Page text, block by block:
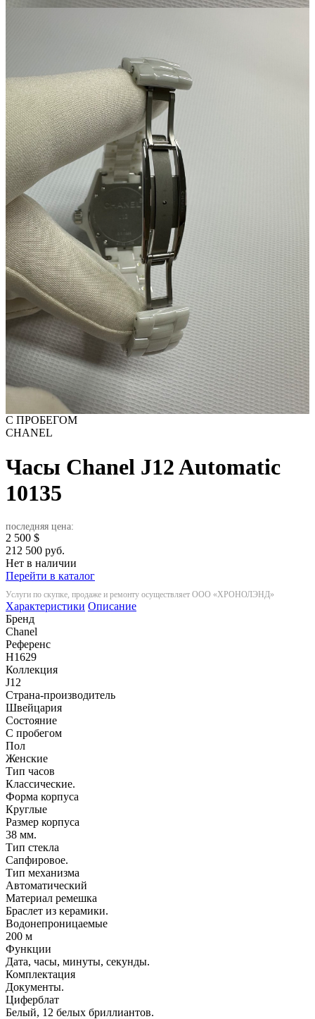
С ПРОБЕГОМ
CHANEL
Часы Chanel J12 Automatic
10135
последняя цена:
2 500 $
212 500 руб.
Нет в наличии
Перейти в каталог
Услуги по скупке, продаже и ремонту осуществляет ООО «ХРОНОЛЭНД»
Характеристики Описание
Бренд
Chanel
Референс
H1629
Коллекция
J12
Страна-производитель
Швейцария
Состояние
С пробегом
Пол
Женские
Тип часов
Классические.
Форма корпуса
Круглые
Размер корпуса
38 мм.
Тип стекла
Сапфировое.
Тип механизма
Автоматический
Материал ремешка
Браслет из керамики.
Водонепроницаемые
200 м
Функции
Дата, часы, минуты, секунды.
Комплектация
Документы.
Циферблат
Белый, 12 белых бриллиантов.